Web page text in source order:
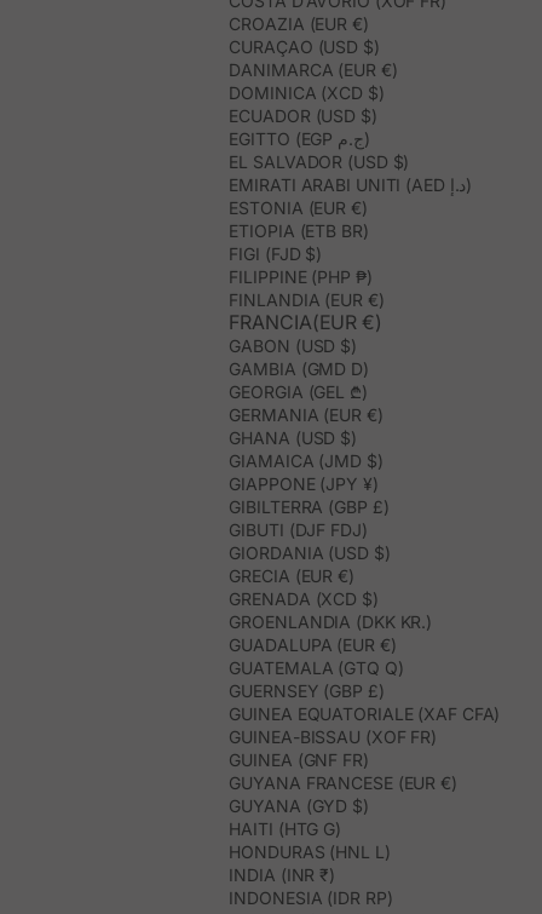
CROAZIA (EUR €)
CURAÇAO (USD $)
DANIMARCA (EUR €)
DOMINICA (XCD $)
ECUADOR (USD $)
EGITTO (EGP ج.م)
EL SALVADOR (USD $)
EMIRATI ARABI UNITI (AED د.إ)
ESTONIA (EUR €)
ETIOPIA (ETB BR)
FIGI (FJD $)
FILIPPINE (PHP ₱)
FINLANDIA (EUR €)
FRANCIA(EUR €)
GABON (USD $)
GAMBIA (GMD D)
GEORGIA (GEL ₾)
GERMANIA (EUR €)
GHANA (USD $)
GIAMAICA (JMD $)
GIAPPONE (JPY ¥)
GIBILTERRA (GBP £)
GIBUTI (DJF FDJ)
GIORDANIA (USD $)
GRECIA (EUR €)
GRENADA (XCD $)
GROENLANDIA (DKK KR.)
GUADALUPA (EUR €)
GUATEMALA (GTQ Q)
GUERNSEY (GBP £)
GUINEA EQUATORIALE (XAF CFA)
GUINEA-BISSAU (XOF FR)
GUINEA (GNF FR)
GUYANA FRANCESE (EUR €)
GUYANA (GYD $)
HAITI (HTG G)
HONDURAS (HNL L)
INDIA (INR ₹)
INDONESIA (IDR RP)